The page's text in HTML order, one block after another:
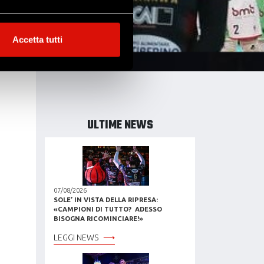
(impronte
media e per analizzare il
partner che si occupano
che hai fornito loro o
Accetta tutti
ULTIME NEWS
07/08/2026
SOLE’ IN VISTA DELLA RIPRESA:
«CAMPIONI DI TUTTO? ADESSO
BISOGNA RICOMINCIARE!»
LEGGI NEWS